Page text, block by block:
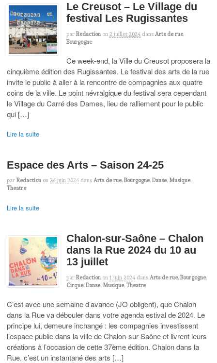
Le Creusot – Le Village du
festival Les Rugissantes
par Redaction on 2 juillet 2024 dans Arts de rue,
Bourgogne
Ce week-end, la Ville du Creusot proposera la
cinquième édition des Rugissantes. Le festival des arts de la rue
invite le public à aller à la rencontre de compagnies aux quatre
coins de la ville. Le point névralgique du festival sera cependant
le Village du Carré des Dames, lieu de ralliement pour le public
qui […]
Lire la suite
Espace des Arts – Saison 24-25
par Redaction on 24 juin 2024 dans Arts de rue, Bourgogne, Danse, Musique,
Theatre
Lire la suite
Chalon-sur-Saône – Chalon
dans la Rue 2024 du 10 au
13 juillet
par Redaction on 1 juin 2024 dans Arts de rue, Bourgogne,
Cirque, Danse, Musique, Theatre
C’est avec une semaine d’avance (JO obligent), que Chalon
dans la Rue va débouler dans votre agenda estival de 2024. Le
principe lui, demeure inchangé : les compagnies investissent
l’espace public dans la ville de Chalon-sur-Saône et livrent leurs
créations à l’occasion de cette 37ème édition. Chalon dans la
Rue, c’est un instantané des arts […]